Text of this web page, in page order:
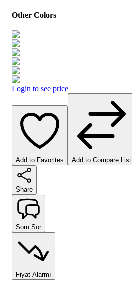
Other Colors
Login to see price
Add to Favorites Add to Compare List
Share
Soru Sor
Fiyat Alarmı